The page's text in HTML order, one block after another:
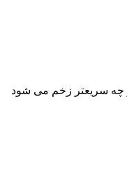
چه سریعتر زخم می شود